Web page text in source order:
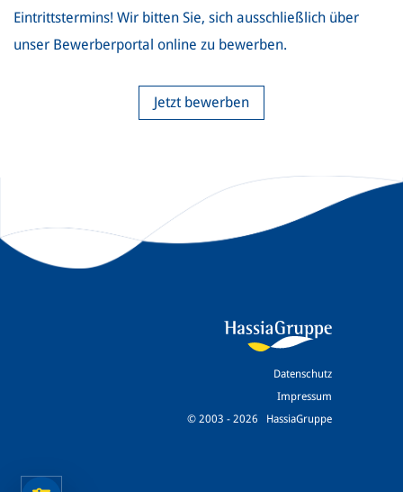
Eintrittstermins! Wir bitten Sie, sich ausschließlich über
unser Bewerberportal online zu bewerben.
Jetzt bewerben
Datenschutz
Impressum
© 2003 - 2026 HassiaGruppe